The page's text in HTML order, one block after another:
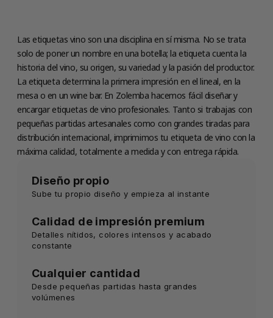
Las etiquetas vino son una disciplina en sí misma. No se trata
solo de poner un nombre en una botella; la etiqueta cuenta la
historia del vino, su origen, su variedad y la pasión del productor.
La etiqueta determina la primera impresión en el lineal, en la
mesa o en un wine bar. En Zolemba hacemos fácil diseñar y
encargar etiquetas de vino profesionales. Tanto si trabajas con
pequeñas partidas artesanales como con grandes tiradas para
distribución internacional, imprimimos tu etiqueta de vino con la
máxima calidad, totalmente a medida y con entrega rápida.
Diseño propio
Sube tu propio diseño y empieza al instante
Calidad de impresión premium
Detalles nítidos, colores intensos y acabado
constante
Cualquier cantidad
Desde pequeñas partidas hasta grandes
volúmenes